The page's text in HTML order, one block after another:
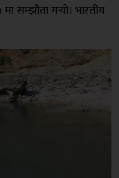
सम्झौता गर्‍यो। भारतीय